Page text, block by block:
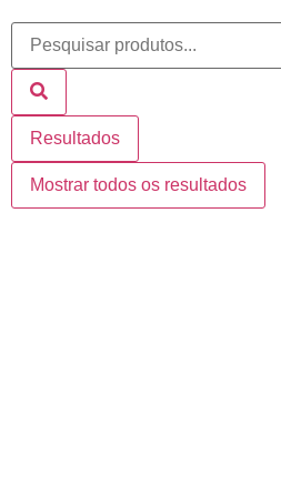
Resultados
Mostrar todos os resultados